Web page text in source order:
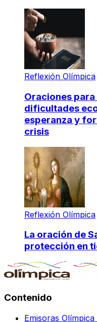
Reflexión Olímpica
Oraciones
dificultades
esperanza y
crisis
Reflexión Olímpica
La oración de
protección en
Contenido
Emisoras